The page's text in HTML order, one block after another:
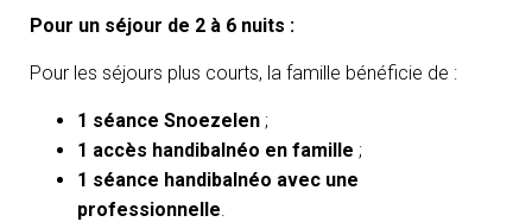
Pour un séjour de 2 à 6 nuits :
Pour les séjours plus courts, la famille bénéficie de :
1 séance Snoezelen ;
1 accès handibalnéo en famille ;
1 séance handibalnéo avec une
professionnelle.